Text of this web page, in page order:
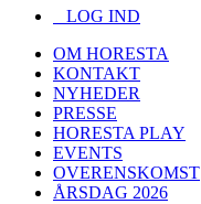
LOG IND
OM HORESTA
KONTAKT
NYHEDER
PRESSE
HORESTA PLAY
EVENTS
OVERENSKOMST
ÅRSDAG 2026